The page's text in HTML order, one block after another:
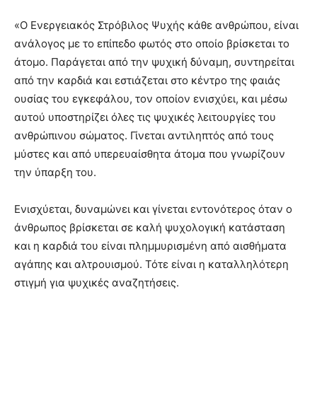
«Ο Ενεργειακός Στρόβιλος Ψυχής κάθε ανθρώπου, είναι
ανάλογος με το επίπεδο φωτός στο οποίο βρίσκεται το
άτομο. Παράγεται από την ψυχική δύναμη, συντηρείται
από την καρδιά και εστιάζεται στο κέντρο της φαιάς
ουσίας του εγκεφάλου, τον οποίον ενισχύει, και μέσω
αυτού υποστηρίζει όλες τις ψυχικές λειτουργίες του
ανθρώπινου σώματος. Γίνεται αντιληπτός από τους
μύστες και από υπερευαίσθητα άτομα που γνωρίζουν
την ύπαρξη του.
Ενισχύεται, δυναμώνει και γίνεται εντονότερος όταν ο
άνθρωπος βρίσκεται σε καλή ψυχολογική κατάσταση
και η καρδιά του είναι πλημμυρισμένη από αισθήματα
αγάπης και αλτρουισμού. Τότε είναι η καταλληλότερη
στιγμή για ψυχικές αναζητήσεις.